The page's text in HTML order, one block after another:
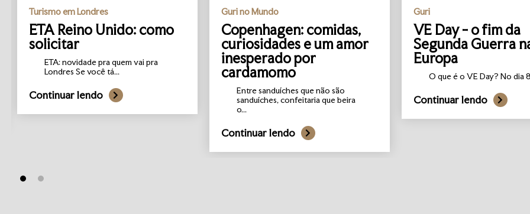
Turismo em Londres
ETA Reino Unido: como
solicitar
ETA: novidade pra quem vai pra
Londres Se você tá...
Continuar lendo
Guri no Mundo
Copenhagen: comidas,
curiosidades e um amor
inesperado por
cardamomo
Entre sanduíches que não são
sanduíches, confeitaria que beira
o...
Continuar lendo
Guri
VE Day - o fim da
Segunda Guerra
Europa
O que é o VE Day? No dia
Continuar lendo